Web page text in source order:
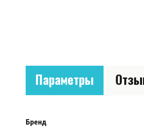
Параметры
Бренд